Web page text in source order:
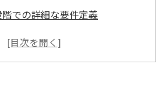
での詳細な要件定義
トの目標設定とスケジュール管